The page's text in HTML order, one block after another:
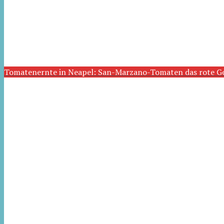
Tomatenernte in Neapel: San-Marzano-Tomaten das rote